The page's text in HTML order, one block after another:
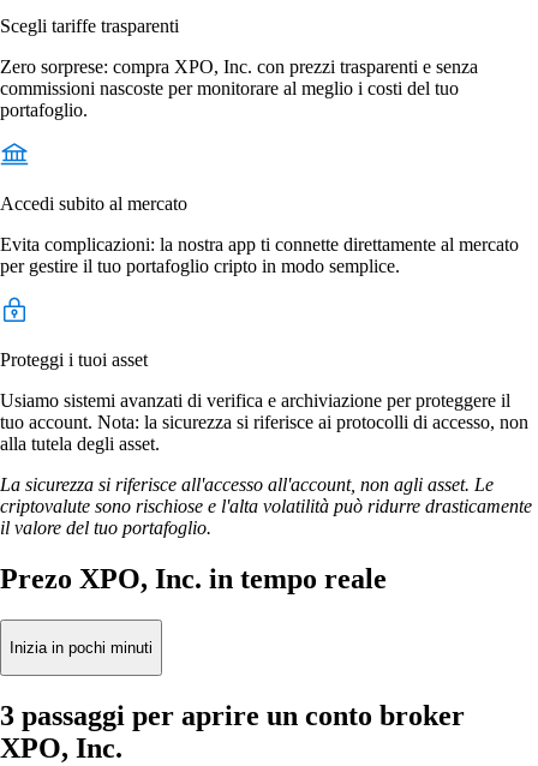
Scegli tariffe trasparenti
Zero sorprese: compra XPO, Inc. con prezzi trasparenti e senza
commissioni nascoste per monitorare al meglio i costi del tuo
portafoglio.
Accedi subito al mercato
Evita complicazioni: la nostra app ti connette direttamente al mercato
per gestire il tuo portafoglio cripto in modo semplice.
Proteggi i tuoi asset
Usiamo sistemi avanzati di verifica e archiviazione per proteggere il
tuo account. Nota: la sicurezza si riferisce ai protocolli di accesso, non
alla tutela degli asset.
La sicurezza si riferisce all'accesso all'account, non agli asset. Le
criptovalute sono rischiose e l'alta volatilità può ridurre drasticamente
il valore del tuo portafoglio.
Prezo XPO, Inc. in tempo reale
Inizia in pochi minuti
3 passaggi per aprire un conto broker
XPO, Inc.